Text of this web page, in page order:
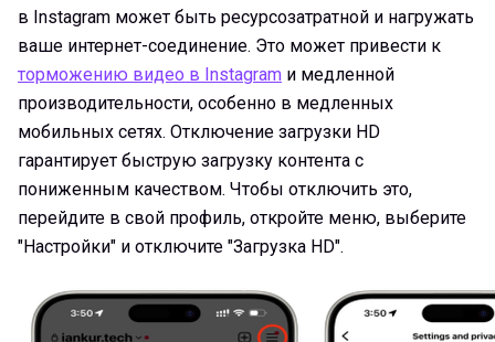
в Instagram может быть ресурсозатратной и нагружать
ваше интернет-соединение. Это может привести к
торможению видео в Instagram и медленной
производительности, особенно в медленных
мобильных сетях. Отключение загрузки HD
гарантирует быструю загрузку контента с
пониженным качеством. Чтобы отключить это,
перейдите в свой профиль, откройте меню, выберите
"Настройки" и отключите "Загрузка HD".